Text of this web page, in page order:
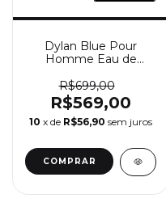
Dylan Blue Pour
Homme Eau de
Masculino Versace
R$699,00
R$569,00
10 x de R$56,90 sem juros
COMPRAR